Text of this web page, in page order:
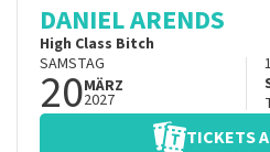
DANIEL ARENDS
High Class Bitch
SAMSTAG
20MÄRZ
2027
TICKETS